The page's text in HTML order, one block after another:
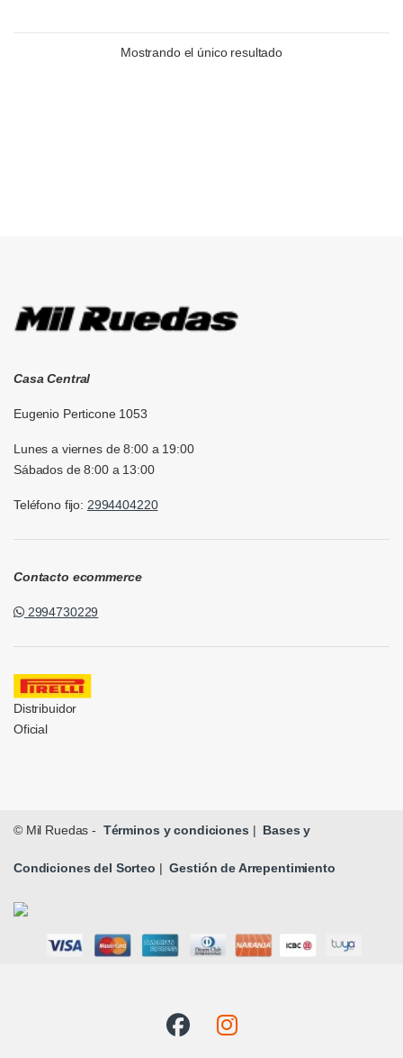
Mostrando el único resultado
Casa Central
Eugenio Perticone 1053
Lunes a viernes de 8:00 a 19:00
Sábados de 8:00 a 13:00
Teléfono fijo: 2994404220
Contacto ecommerce
2994730229
Distribuidor
Oficial
© Mil Ruedas - Términos y condiciones | Bases y
Condiciones del Sorteo | Gestión de Arrepentimiento